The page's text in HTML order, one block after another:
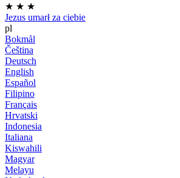
★ ★ ★
Jezus umarł za ciebie
pl
Bokmål
Čeština
Deutsch
English
Español
Filipino
Français
Hrvatski
Indonesia
Italiana
Kiswahili
Magyar
Melayu